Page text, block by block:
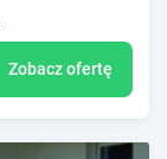
Zobacz ofertę